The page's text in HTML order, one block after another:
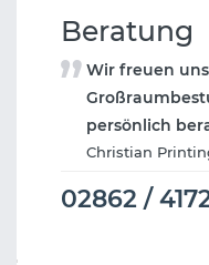
Beratung
Wir freuen
persönlich
Christian
02862 /